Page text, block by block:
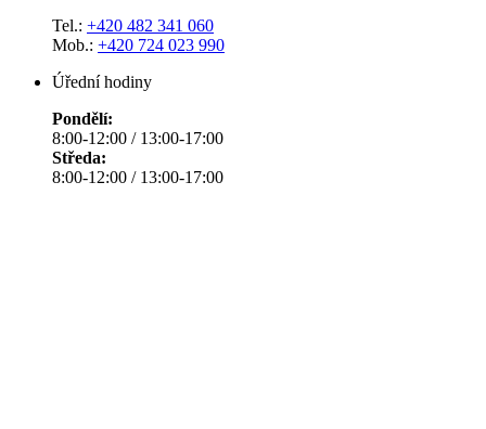
Tel.: +420 482 341 060
Mob.: +420 724 023 990
Úřední hodiny
Pondělí:
8:00-12:00 / 13:00-17:00
Středa:
8:00-12:00 / 13:00-17:00